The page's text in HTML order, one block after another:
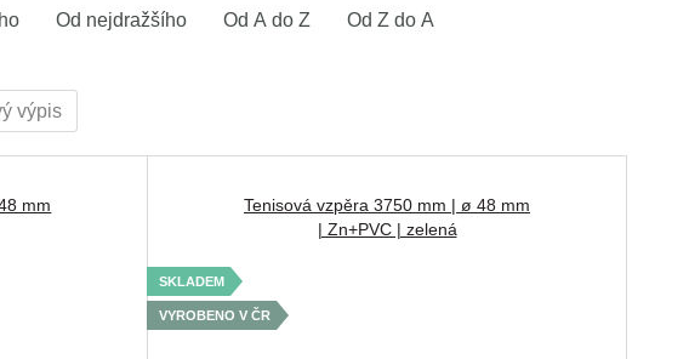
Od nejdražšího Od A do Z Od Z do A
výpis
mm
Tenisová vzpěra 3750 mm | ø 48 mm
| Zn+PVC | zelená
SKLADEM
VYROBENO V ČR